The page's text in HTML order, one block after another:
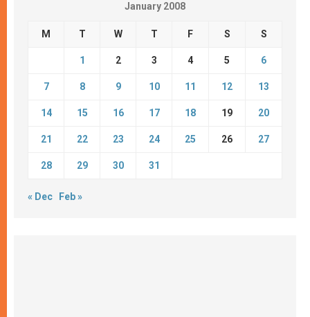
January 2008
M T W T F S S
1 2 3 4 5 6
7 8 9 10 11 12 13
14 15 16 17 18 19 20
21 22 23 24 25 26 27
28 29 30 31
« Dec Feb »